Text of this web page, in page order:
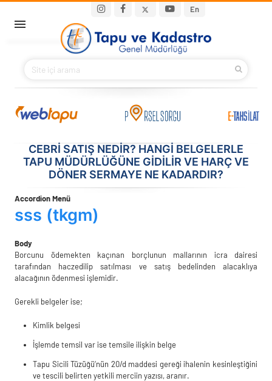
En
Main navigation
BAKANIMIZ
KURUMSAL
PROJELER
E-HİZMETLER
CEBRI SATIŞ NEDIR? HANGI BELGELERLE
TAPU MÜDÜRLÜĞÜNE GIDILIR VE HARÇ VE
DÖNER SERMAYE NE KADARDIR?
Accordion Menü
sss (tkgm)
Body
Borcunu ödemekten kaçınan borçlunun mallarının icra dairesi
tarafından haczedilip satılması ve satış bedelinden alacaklıya
alacağının ödenmesi işlemidir.
Gerekli belgeler ise;
Kimlik belgesi
İşlemde temsil var ise temsile ilişkin belge
Tapu Sicili Tüzüğü’nün 20/d maddesi gereği ihalenin kesinleştiğini
ve tescili belirten yetkili merciin yazısı, aranır.